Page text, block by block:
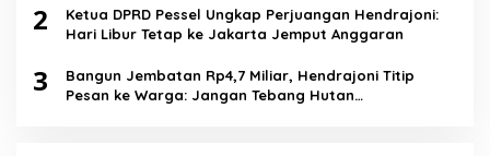
2
Ketua DPRD Pessel Ungkap Perjuangan Hendrajoni:
Hari Libur Tetap ke Jakarta Jemput Anggaran
3
Bangun Jembatan Rp4,7 Miliar, Hendrajoni Titip
Pesan ke Warga: Jangan Tebang Hutan